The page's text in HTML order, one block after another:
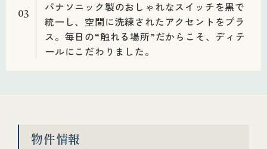
03
パナソニック製のおしゃれなスイッチを黒で
統一し、空間に洗練されたアクセントをプラ
ス。毎日の“触れる場所”だからこそ、ディテ
ールにこだわりました。
物件情報